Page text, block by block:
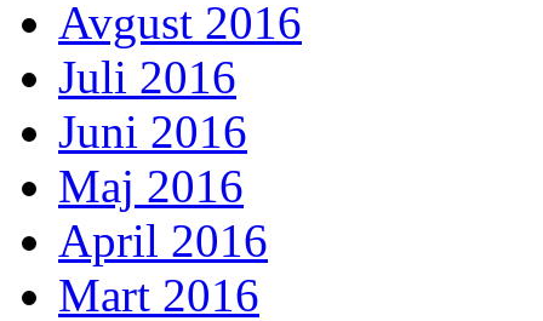
Avgust 2016
Juli 2016
Juni 2016
Maj 2016
April 2016
Mart 2016